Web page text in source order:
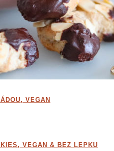
VEGAN
VEGAN & BEZ LEPKU